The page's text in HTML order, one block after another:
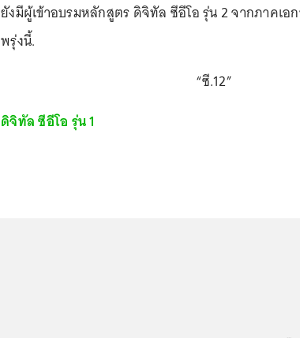
ยังมีผู้เข้าอบรมหลักสูตร ดิจิทัล ซีอีโอ รุ่น 2 จากภาคเอ
พรุ่งนี้.
“ซี.12”
ดิจิทัล ซีอีโอ รุ่น 1